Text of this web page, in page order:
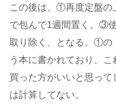
この後は、①再度定盤
で包んで1週間置く。③
取り除く、となる。①の
う本に書かれており、
買った方がいいと思っ
は計算してない。